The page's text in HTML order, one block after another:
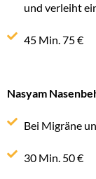
und verleiht
45 Min. 75 €
Nasyam
Bei Migräne
30 Min. 50 €